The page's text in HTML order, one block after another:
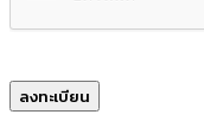
ลงทะเบียน